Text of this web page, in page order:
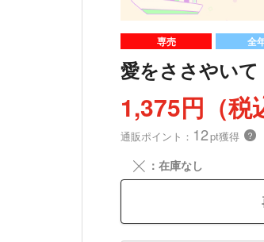
専売 全
愛をささやいて
1,375円（税
通販ポイント： 12pt獲得 ？
╳ ：在庫なし